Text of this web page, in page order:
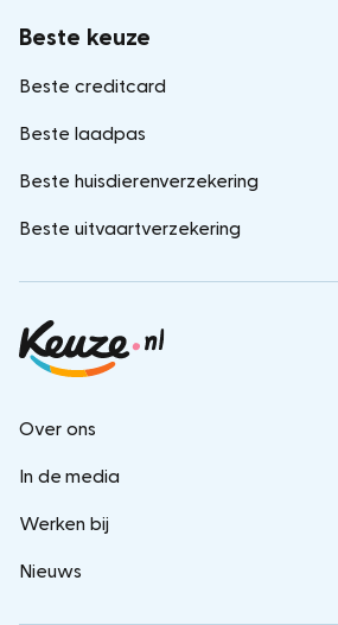
Over ons
In de media
Werken bij
Nieuws
Beste keuze
Beste creditcard
Beste laadpas
Beste huisdierenverzekering
Beste uitvaartverzekering